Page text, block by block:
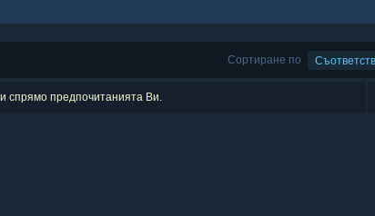
Сортиране по
спрямо предпочитанията Ви.